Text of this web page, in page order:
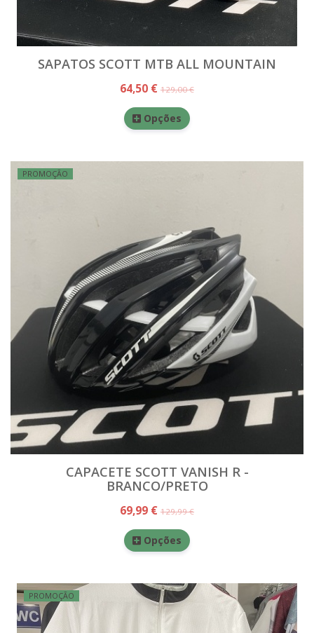
SAPATOS SCOTT MTB ALL MOUNTAIN
64,50 € 129,00 €
Opções
PROMOÇÃO
CAPACETE SCOTT VANISH R -
BRANCO/PRETO
69,99 € 129,99 €
Opções
PROMOÇÃO